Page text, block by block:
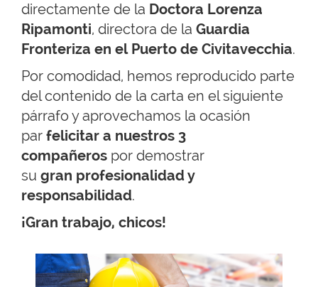
directamente de la Doctora Lorenza
Ripamonti, directora de la Guardia
Fronteriza en el Puerto de Civitavecchia.
Por comodidad, hemos reproducido parte
del contenido de la carta en el siguiente
párrafo y aprovechamos la ocasión
par felicitar a nuestros 3
compañeros por demostrar
su gran profesionalidad y
responsabilidad.
¡Gran trabajo, chicos!